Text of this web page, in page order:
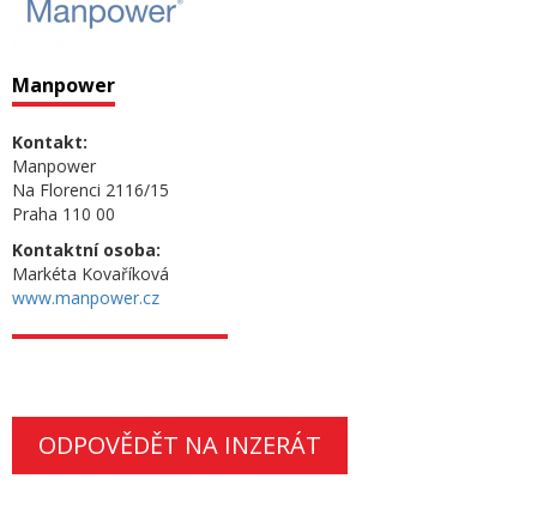
Manpower
Kontakt:
Manpower
Na Florenci 2116/15
Praha 110 00
Kontaktní osoba:
Markéta Kovaříková
www.manpower.cz
ODPOVĚDĚT NA INZERÁT